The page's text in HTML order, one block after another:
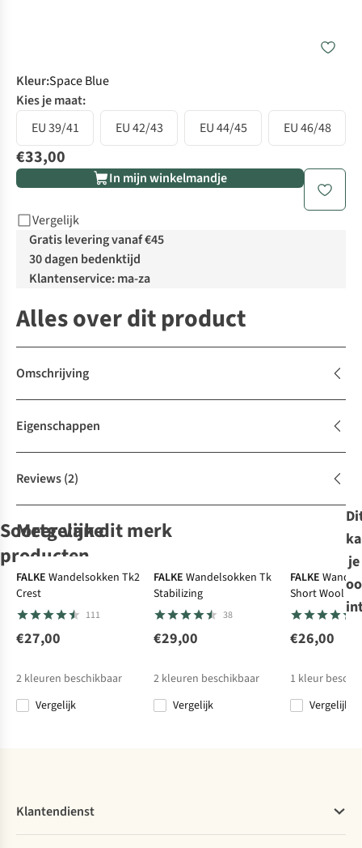
Kleur:Space Blue
Kies je maat:
EU 39/41
EU 42/43 EU 44/45 EU 46/48
€33,00
In mijn winkelmandje
Vergelijk
Gratis levering vanaf €45
30 dagen bedenktijd
Klantenservice: ma-za
Alles over dit product
Omschrijving
Eigenschappen
Reviews(2)
Soortgelijke
producten
FALKE
Skisokken
Falke Sk5
Expert Men
FALKE
Skisokken Sk4
Advanced
Smartwool
Skisokken Ski
Targeted
Cushion Otc
Skisokken
Misfits Wool
Meer van dit merk
FALKE Wandelsokken Tk2
Crest
111
€27,00
2 kleuren beschikbaar
Vergelijk
FALKE Wandelsokken Tk
Stabilizing
38
€29,00
2 kleuren beschikbaar
Vergelijk
FALKE
Short Wool
€26,00
1 kleur
Vergelijk
je
Klantendienst